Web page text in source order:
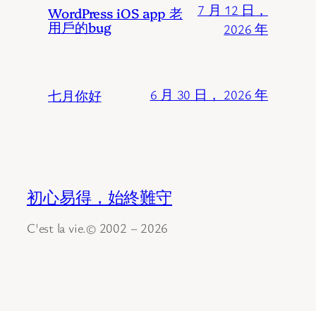
WordPress iOS app 老
用戶的bug
7 月 12 日，
2026 年
七月你好 6 月 30 日， 2026 年
初心易得，始終難守
C'est la vie.© 2002 – 2026